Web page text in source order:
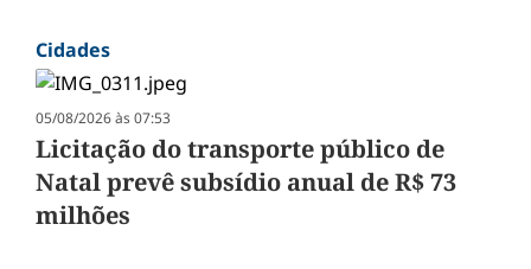
Cidades
05/08/2026 às 07:53
Licitação do transporte público de
Natal prevê subsídio anual de R$ 73
milhões